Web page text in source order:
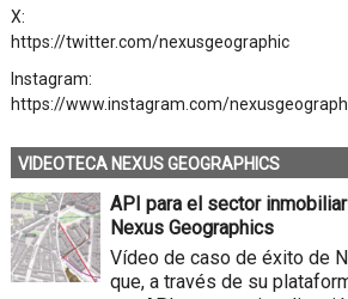
X:
https://twitter.com/nexusgeographic
Instagram:
https://www.instagram.com/
VIDEOTECA NEXUS GEOGRAPHICS
API para el sector
Nexus Geographics
Vídeo de caso de éxito de
que, a través de su